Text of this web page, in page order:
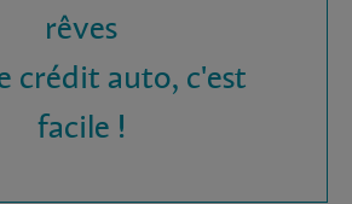
rêves
crédit auto, c'est
facile !